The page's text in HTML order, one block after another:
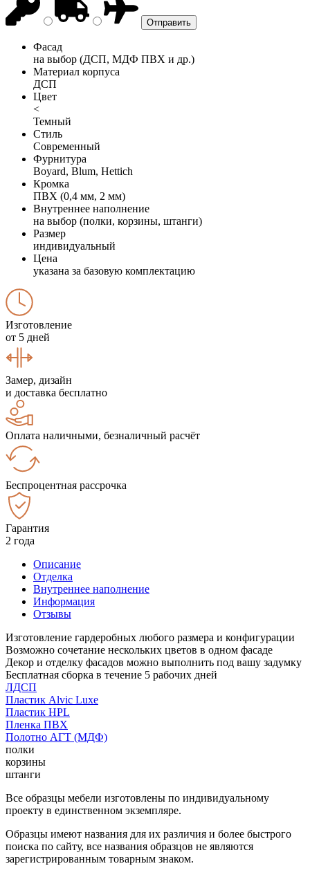
Фасад
на выбор (ДСП, МДФ ПВХ и др.)
Материал корпуса
ДСП
Цвет
<
Темный
Стиль
Современный
Фурнитура
Boyard, Blum, Hettich
Кромка
ПВХ (0,4 мм, 2 мм)
Внутреннее наполнение
на выбор (полки, корзины, штанги)
Размер
индивидуальный
Цена
указана за базовую комплектацию
Изготовление
от 5 дней
Замер, дизайн
и доставка бесплатно
Оплата наличными, безналичный расчёт
Беспроцентная рассрочка
Гарантия
2 года
Описание
Отделка
Внутреннее наполнение
Информация
Отзывы
Изготовление гардеробных любого размера и конфигурации
Возможно сочетание нескольких цветов в одном фасаде
Декор и отделку фасадов можно выполнить под вашу задумку
Бесплатная сборка в течение 5 рабочих дней
ЛДСП
Пластик Alvic Luxe
Пластик HPL
Пленка ПВХ
Полотно АГТ (МДФ)
полки
корзины
штанги
Все образцы мебели изготовлены по индивидуальному
проекту в единственном экземпляре.
Образцы имеют названия для их различия и более быстрого
поиска по сайту, все названия образцов не являются
зарегистрированным товарным знаком.